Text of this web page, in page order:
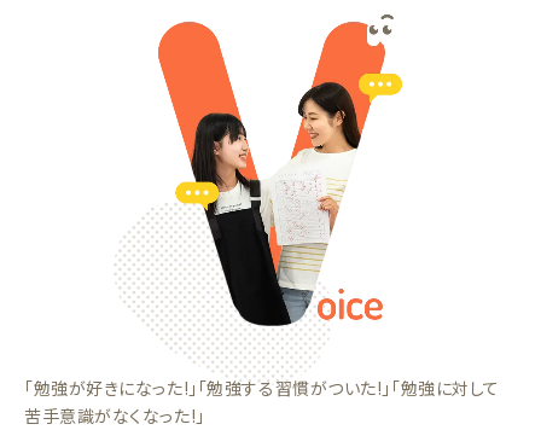
「勉強が好きになった!」「勉強する習慣がついた!」「勉強に対して
苦手意識がなくなった!」